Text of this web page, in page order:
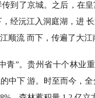
到了京城。之后，在
经沅江入洞庭湖，进
顺流 而下，传遍了大江
”。贵州省十个林业重
中下 游。时至而今，